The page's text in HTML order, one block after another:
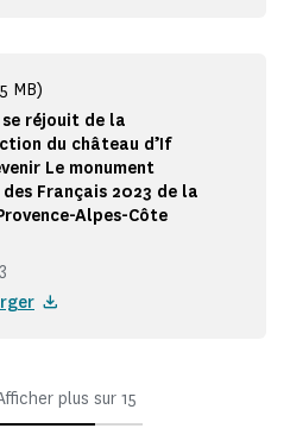
se réjouit de la
du château d’If
Le monument
Français 2023 de la
Alpes-Côte
MB)
plus sur 15